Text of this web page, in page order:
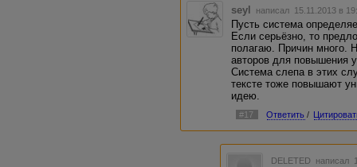
seyl написал 15.11.2013 в
Пусть система
Если серьёзно, то
полагаю. Причин много.
авторов для повышения
Система слепа в этих
тексте тоже повышают
идею.
#17 Ответить /
DELETED написал